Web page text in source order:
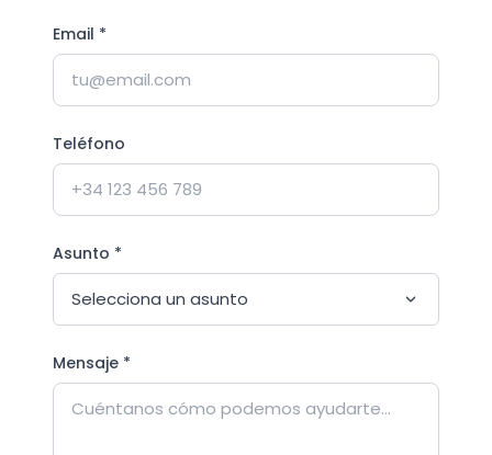
Email *
Teléfono
Asunto *
Mensaje *